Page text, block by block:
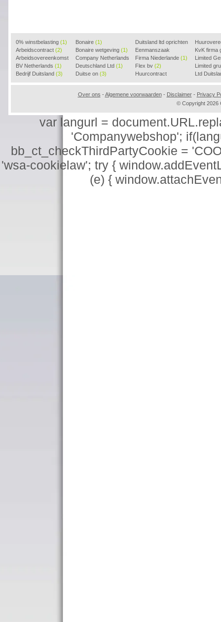
0% winstbelasting (1)
Arbeidscontract (2)
Arbeidsovereenkomst
(2)
BV Netherlands (1)
Bedrijf Duitsland (3)
Bonaire (1)
Bonaire wetgeving (1)
Company Netherlands
(1)
Deutschland Ltd (1)
Duitse on (3)
Duitsland ltd oprichten
(2)
Eenmanszaak
beginnen(1)
Firma Niederlande (1)
Flex bv (2)
Huurcontract
voorbeeld(3)
KvK firma
Limited
Limited
Ltd
Over ons - Algemene voorwaarden- Disclaimer- Privacy
© Copyright 2026
var langurl =
'Companywebshop';
bb_ct_checkThirdPartyCookie =
'wsa-cookielaw'; try {
(e) {